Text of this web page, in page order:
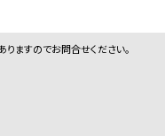
ますのでお問合せください。